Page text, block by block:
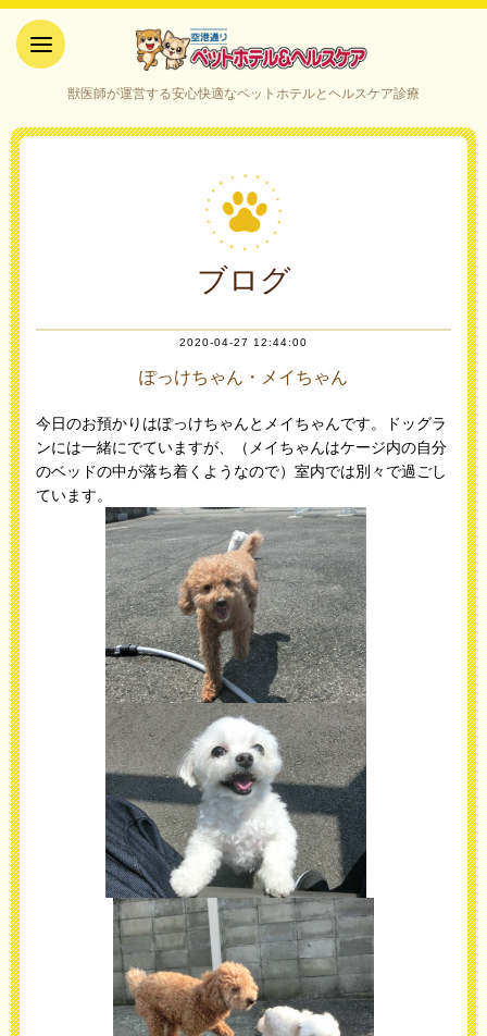
ケア｜山口県宇部市
獣医師が運営する安心快適なペットホテルとヘルスケア診療
ブログ
2020-04-27 12:44:00
ぽっけちゃん・メイちゃん
今日のお預かりはぽっけちゃんとメイちゃんです。ドッグラ
ンには一緒にでていますが、（メイちゃんはケージ内の自分
のベッドの中が落ち着くようなので）室内では別々で過ごし
ています。